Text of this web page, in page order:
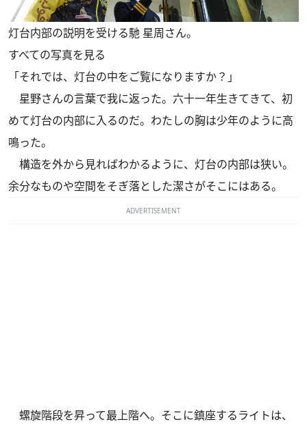
灯台内部の説明を受ける馳 星周さん。
すべての写真を見る
「それでは、灯台の中をご覧になりますか？」
星野さんの言葉で我に返った。六十一年生きてきて、初
めて灯台の内部に入るのだ。わたしの胸は少年のように高
鳴った。
構造を外から見ればわかるように、灯台の内部は狭い。
余分なものや空間をそぎ落とした潔さがそこにはある。
ADVERTISEMENT
螺旋階段を昇って最上階へ。そこに鎮座するライトは、